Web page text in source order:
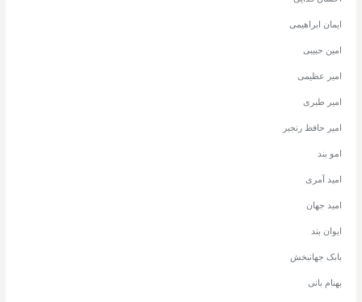
ایمان ابراهیمی
امین حبیبی
امیر عظیمی
امیر طبری
امیر حافظ رنجبر
امو بند
امید آمری
امید جهان
ایوان بند
بابک جهانبخش
بهنام بانی